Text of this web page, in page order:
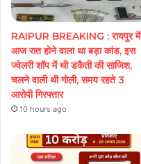
RAIPUR BREAKING : रायपुर में
आज रात होने वाला था बड़ा कांड, इस
ज्वेलरी शॉप में थी डकैती की साजिश,
चलने वाली थी गोली, समय रहते 3
आरोपी गिरफ्तार
10 hours ago